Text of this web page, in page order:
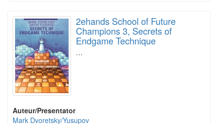
2ehands School of Future
Champions 3, Secrets of
Endgame Technique
…
Auteur/Presentator
Mark Dvoretsky/Yusupov